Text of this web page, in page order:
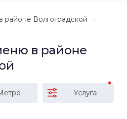
в районе Волгоградской
в районе
Услуга